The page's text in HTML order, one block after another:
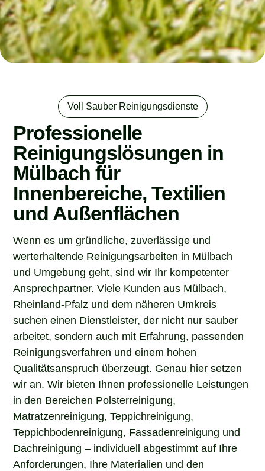
Voll Sauber Reinigungsdienste
Professionelle
Reinigungslösungen in
Mülbach für
Innenbereiche, Textilien
und Außenflächen
Wenn es um gründliche, zuverlässige und
werterhaltende Reinigungsarbeiten in Mülbach
und Umgebung geht, sind wir Ihr kompetenter
Ansprechpartner. Viele Kunden aus Mülbach,
Rheinland-Pfalz und dem näheren Umkreis
suchen einen Dienstleister, der nicht nur sauber
arbeitet, sondern auch mit Erfahrung, passenden
Reinigungsverfahren und einem hohen
Qualitätsanspruch überzeugt. Genau hier setzen
wir an. Wir bieten Ihnen professionelle Leistungen
in den Bereichen Polsterreinigung,
Matratzenreinigung, Teppichreinigung,
Teppichbodenreinigung, Fassadenreinigung und
Dachreinigung – individuell abgestimmt auf Ihre
Anforderungen, Ihre Materialien und den